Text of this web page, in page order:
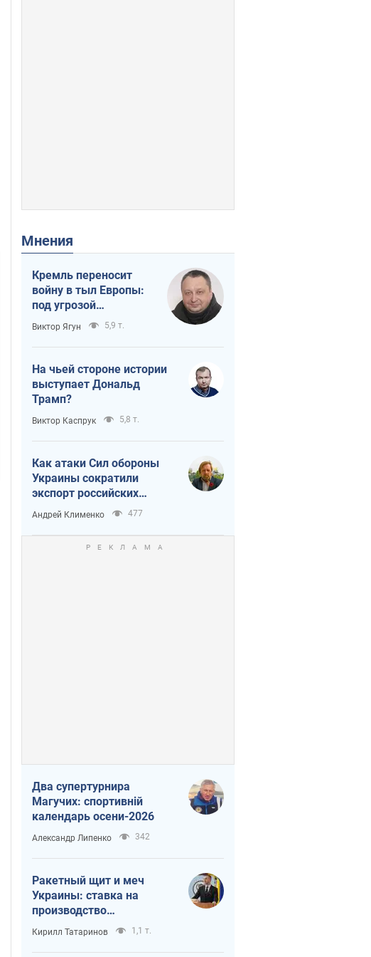
Мнения
Кремль переносит
войну в тыл Европы:
под угрозой
критическая
логистика
Виктор Ягун 5,9 т.
На чьей стороне истории
выступает Дональд
Трамп?
Виктор Каспрук 5,8 т.
Как атаки Сил обороны
Украины сократили
экспорт российских
нефтепродуктов
Андрей Клименко 477
Два супертурнира
Магучих: спортивній
календарь осени-2026
Александр Липенко 342
Ракетный щит и меч
Украины: ставка на
производство
собственных ракет
Кирилл Татаринов 1,1 т.